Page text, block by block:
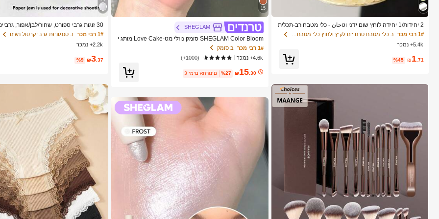
2 יחידות/1 יחידה לוחץ שום ידני וטحان - כלי מטבח רב-תכלית
י, ניתן להשתמש לקיצוץ, פריסה וטחינה, מתאים לבית, מסעד
ה, חוץ, נסיעות ושימוש במשאבת מזון, עיצוב נייד ידני, פלסטיק
וטحان שיני שום, ציוד מטבח, ציוד בישול, חיוניות לנסיעות וחו
ץ, קל לנשיאה, עיצוב בית, עונת החזרה ללימודים, מתנה לנשי
ם, מתנה לגברים
1# רבי מכר
ב כלי מטבח טרנדיים לקיץ ולחוץ כלי מטבח אחרים
5.4k+ נמכר
₪1.71
%45
15
SHEGLAM
SHEGLAM Color Bloom סומק נוזלי מט-Love Cake מותג י
ופי קוסמטיקה איפור לנשים ולנערות
1# רבי מכר
ב סומק
4.6k+ נמכר
(1000+)
₪15.30
%27 3 ימים אחרונים
30 זוגות גרבי ספורט, שחור/לבן/אפור,
בסגנון מינימליסטי, מתאימים ללבישה
לבית הספר
1# רבי מכר
ב סַסגוֹנִיוּת גרבי קרסול נשים
2.2k+ נמכר
₪3 .37
%9